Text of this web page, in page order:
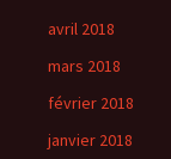
avril 2018
mars 2018
février 2018
janvier 2018